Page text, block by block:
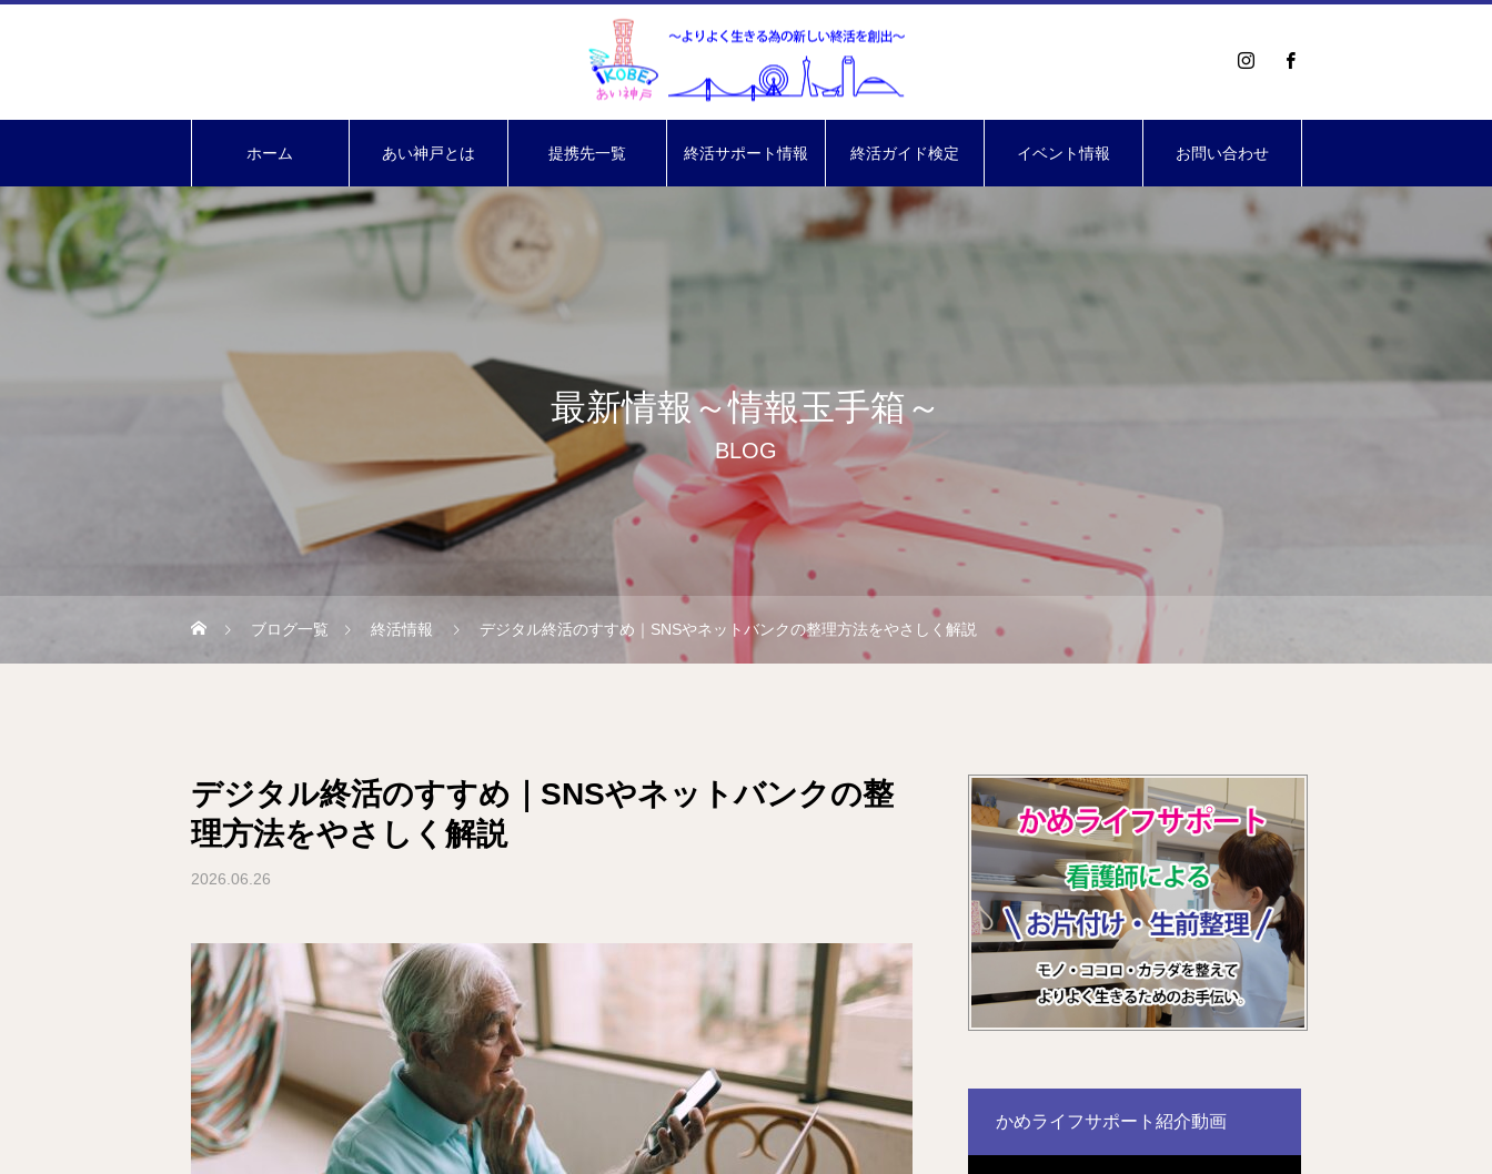
ホーム あい神戸とは 提携先一覧 終活サポート情報 終活ガイド検定 イベント情報 お問い合わせ
最新情報～情報玉手箱～
BLOG
ブログ一覧 終活情報 デジタル終活のすすめ｜SNSやネットバンクの整理方法をやさしく解説
デジタル終活のすすめ｜SNSやネットバンクの整
理方法をやさしく解説
2026.06.26
かめライフサポート紹介動画